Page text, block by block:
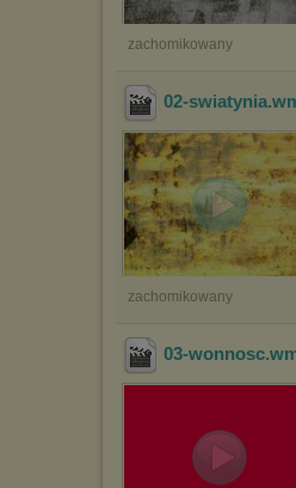
zachomikowany
02-swiatynia
zachomikowany
03-wonnosc